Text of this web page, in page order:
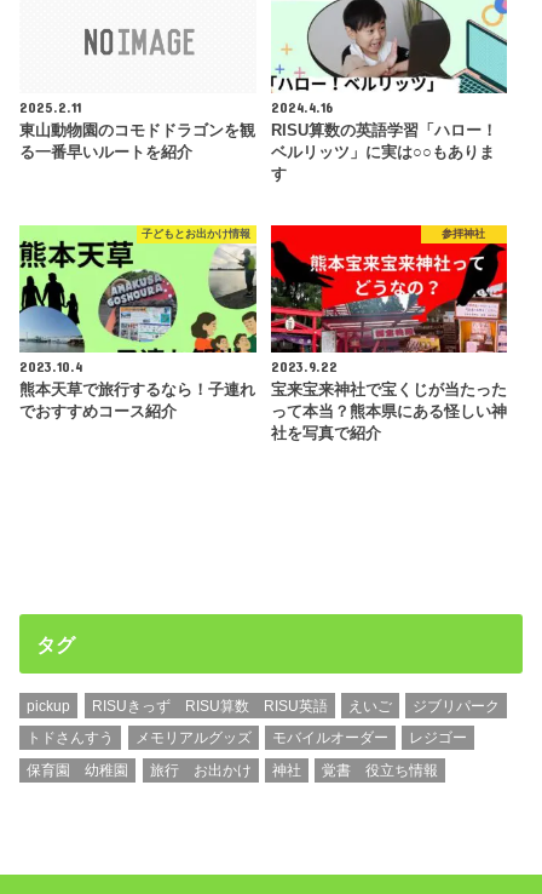
2025.2.11
東山動物園のコモドドラゴンを観
る一番早いルートを紹介
2024.4.16
RISU算数の英語学習「ハロー！
ベルリッツ」に実は○○もありま
す
子どもとお出かけ情報
2023.10.4
熊本天草で旅行するなら！子連れ
でおすすめコース紹介
参拝神社
2023.9.22
宝来宝来神社で宝くじが当たった
って本当？熊本県にある怪しい神
社を写真で紹介
タグ
pickup RISUきっず RISU算数 RISU英語 えいご
ジブリパーク
トドさんすう
メモリアルグッズ モバイルオーダー
レジゴー
保育園 幼稚園
旅行 お出かけ 神社 覚書 役立ち情報